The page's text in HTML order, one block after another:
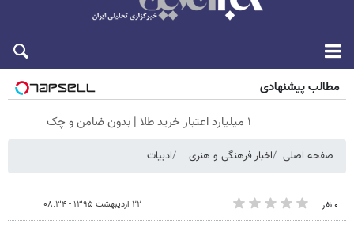
مطالب پیشنهادی
۱ میلیارد اعتبار خرید طلا | بدون ضامن و چک
صفحه اصلی اخبار فرهنگی و هنری ادبیات
۰ نفر ۲۲ اردیبهشت ۱۳۹۵ - ۰۸:۳۴